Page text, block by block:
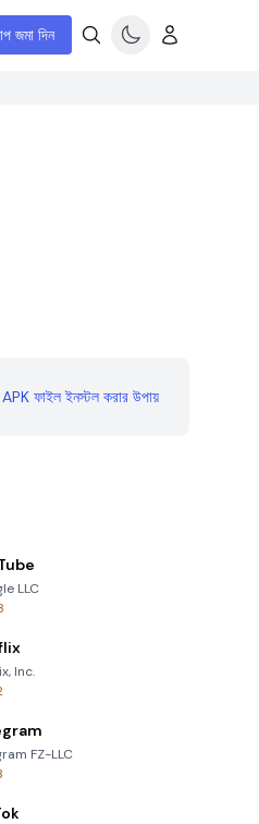
জমা দিন
ফাইল ইনস্টল করার উপায়
LLC
Inc.
FZ-LLC